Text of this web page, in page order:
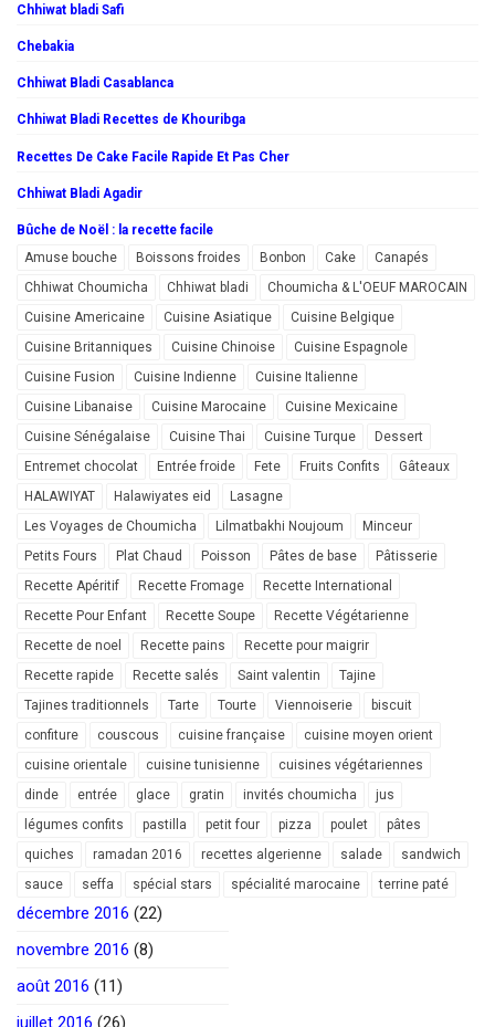
Chhiwat bladi Safi
Chebakia
Chhiwat Bladi Casablanca
Chhiwat Bladi Recettes de Khouribga
Recettes De Cake Facile Rapide Et Pas Cher
Chhiwat Bladi Agadir
Bûche de Noël : la recette facile
Amuse bouche
Boissons froides Bonbon Cake
Canapés
Chhiwat Choumicha
Chhiwat bladi
Choumicha & L'OEUF MAROCAIN
Cuisine Americaine
Cuisine Asiatique
Cuisine Belgique
Cuisine Britanniques
Cuisine Chinoise
Cuisine Espagnole
Cuisine Fusion
Cuisine Indienne
Cuisine Italienne
Cuisine Libanaise
Cuisine Marocaine
Cuisine Mexicaine
Cuisine Sénégalaise
Cuisine Thai Cuisine Turque
Dessert
Entremet chocolat
Entrée froide Fete Fruits Confits
Gâteaux
HALAWIYAT
Halawiyates eid
Lasagne
Les Voyages de Choumicha
Lilmatbakhi Noujoum
Minceur
Petits Fours
Plat Chaud Poisson Pâtes de base
Pâtisserie
Recette Apéritif
Recette Fromage
Recette International
Recette Pour Enfant
Recette Soupe
Recette Végétarienne
Recette de noel
Recette pains
Recette pour maigrir
Recette rapide
Recette salés Saint valentin
Tajine
Tajines traditionnels
Tarte Tourte Viennoiserie
biscuit
confiture
couscous cuisine française
cuisine moyen orient
cuisine orientale
cuisine tunisienne
cuisines végétariennes
dinde
entrée glace gratin invités choumicha
jus
légumes confits
pastilla petit four pizza poulet
pâtes
quiches
ramadan 2016 recettes algerienne salade
sandwich
sauce
seffa spécial stars spécialité marocaine terrine paté
décembre 2016 (22)
novembre 2016 (8)
août 2016 (11)
juillet 2016 (26)